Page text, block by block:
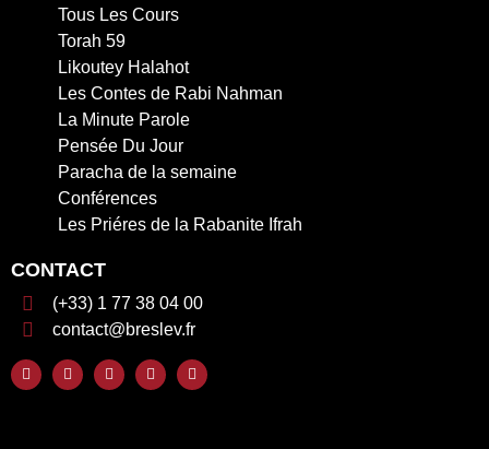
Tous Les Cours
Torah 59
Likoutey Halahot
Les Contes de Rabi Nahman
La Minute Parole
Pensée Du Jour
Paracha de la semaine
Conférences
Les Priéres de la Rabanite Ifrah
CONTACT
(+33) 1 77 38 04 00
contact@breslev.fr